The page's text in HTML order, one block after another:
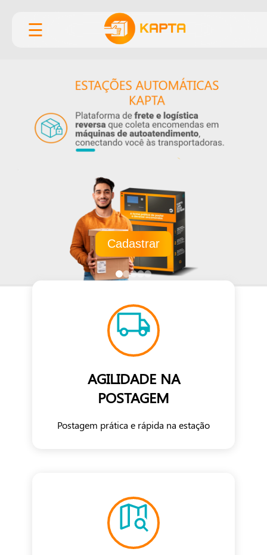
☰
Cadastrar
AGILIDADE NA
POSTAGEM
Postagem prática e rápida na estação